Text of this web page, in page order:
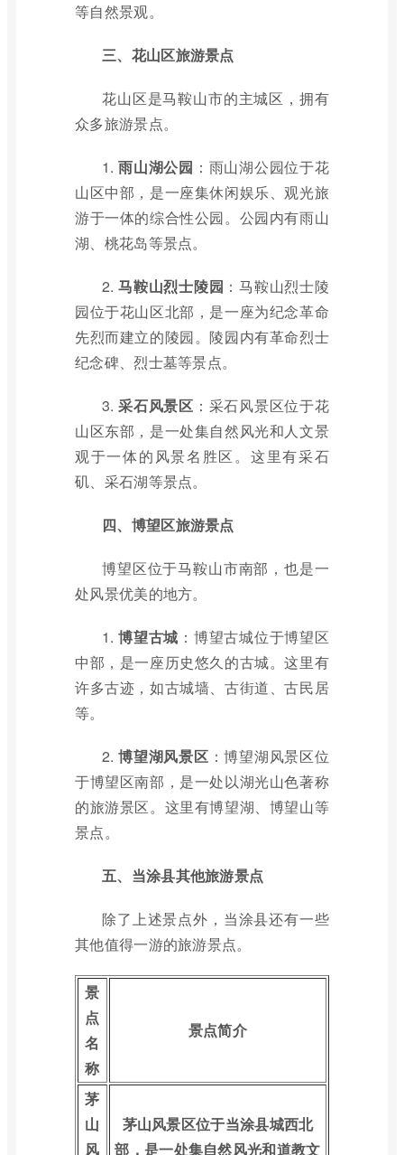
等自然景观。
三、花山区旅游景点
花山区是马鞍山市的主城区，拥有
众多旅游景点。
1.雨山湖公园 ：雨山湖公园位于花
山区中部，是一座集休闲娱乐、观光旅
游于一体的综合性公园。公园内有雨山
湖、桃花岛等景点。
2.马鞍山烈士陵园 ：马鞍山烈士陵
园位于花山区北部，是一座为纪念革命
先烈而建立的陵园。陵园内有革命烈士
纪念碑、烈士墓等景点。
3.采石风景区 ：采石风景区位于花
山区东部，是一处集自然风光和人文景
观于一体的风景名胜区。这里有采石
矶、采石湖等景点。
四、博望区旅游景点
博望区位于马鞍山市南部，也是一
处风景优美的地方。
1.博望古城 ：博望古城位于博望区
中部，是一座历史悠久的古城。这里有
许多古迹，如古城墙、古街道、古民居
等。
2.博望湖风景区 ：博望湖风景区位
于博望区南部，是一处以湖光山色著称
的旅游景区。这里有博望湖、博望山等
景点。
五、当涂县其他旅游景点
除了上述景点外，当涂县还有一些
其他值得一游的旅游景点。
景
点
名
称
景点简介
茅
山
风
茅山风景区位于当涂县城西北
部，是一处集自然风光和道教文